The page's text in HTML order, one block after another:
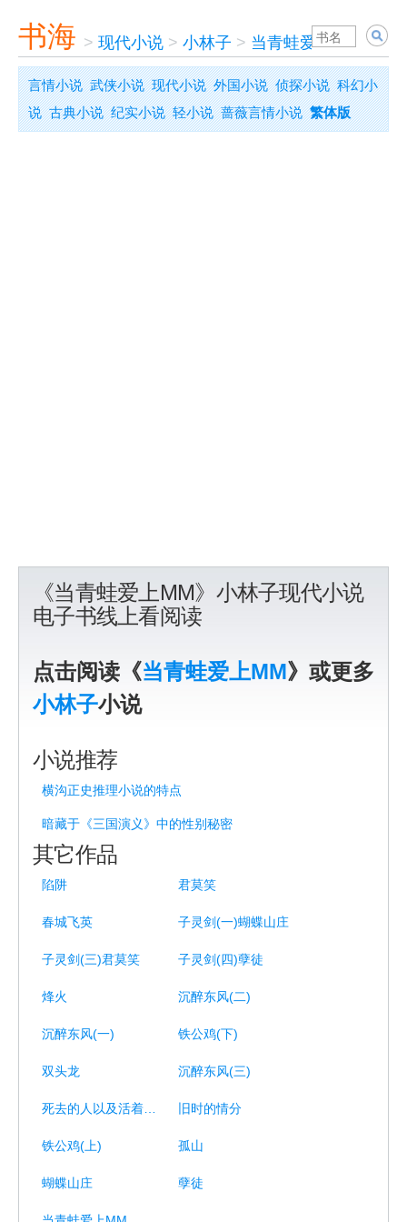
书海 > 现代小说 > 小林子 > 当青蛙爱上MM
言情小说 武侠小说 现代小说 外国小说 侦探小说 科幻小
说 古典小说 纪实小说 轻小说 蔷薇言情小说 繁体版
《当青蛙爱上MM》小林子现代小说
电子书线上看阅读
点击阅读《当青蛙爱上MM》或更多
小林子小说
小说推荐
横沟正史推理小说的特点
暗藏于《三国演义》中的性别秘密
其它作品
陷阱 君莫笑
春城飞英 子灵剑(一)蝴蝶山庄
子灵剑(三)君莫笑 子灵剑(四)孽徒
烽火 沉醉东风(二)
沉醉东风(一) 铁公鸡(下)
双头龙 沉醉东风(三)
旧时的情分
铁公鸡(上) 孤山
蝴蝶山庄 孽徒